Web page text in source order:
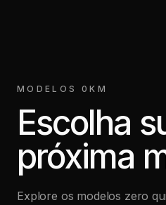
MODELOS 0KM
Escolha
próxima
Explore os modelos zero